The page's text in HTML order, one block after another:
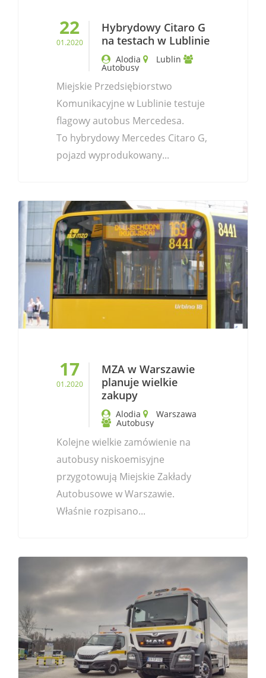
22
01.2020
Hybrydowy Citaro G
na testach w Lublinie
Alodia Lublin
Autobusy
Miejskie Przedsiębiorstwo
Komunikacyjne w Lublinie testuje
flagowy autobus Mercedesa.
To hybrydowy Mercedes Citaro G,
pojazd wyprodukowany...
17
01.2020
MZA w Warszawie
planuje wielkie
zakupy
Alodia Warszawa
Autobusy
Kolejne wielkie zamówienie na
autobusy niskoemisyjne
przygotowują Miejskie Zakłady
Autobusowe w Warszawie.
Właśnie rozpisano...